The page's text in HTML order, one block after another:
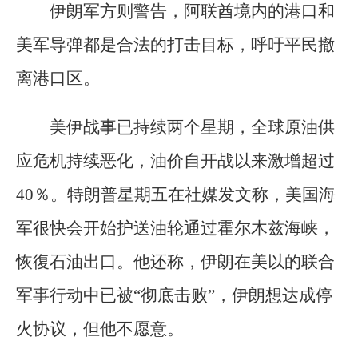
伊朗军方则警告，阿联酋境内的港口和
美军导弹都是合法的打击目标，呼吁平民撤
离港口区。
美伊战事已持续两个星期，全球原油供
应危机持续恶化，油价自开战以来激增超过
40％。特朗普星期五在社媒发文称，美国海
军很快会开始护送油轮通过霍尔木兹海峡，
恢復石油出口。他还称，伊朗在美以的联合
军事行动中已被“彻底击败”，伊朗想达成停
火协议，但他不愿意。